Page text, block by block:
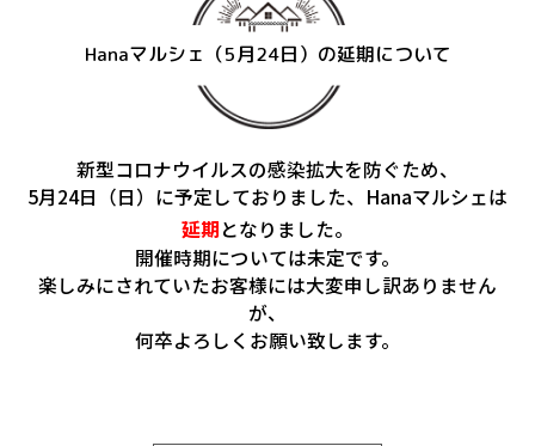
Hanaマルシェ（5月24日）の延期について
新型コロナウイルスの感染拡大を防ぐため、
5月24日（日）に予定しておりました、Hanaマルシェは
延期となりました。
開催時期については未定です。
楽しみにされていたお客様には大変申し訳ありません
が、
何卒よろしくお願い致します。